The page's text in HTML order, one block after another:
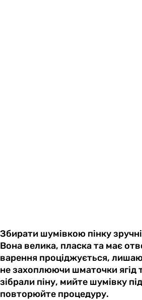
Збирати шумівкою пінку
Вона велика, пласка та має
варення проціджується,
не захоплюючи шматочки ягід
зібрали піну, мийте шумівку
повторюйте процедуру.